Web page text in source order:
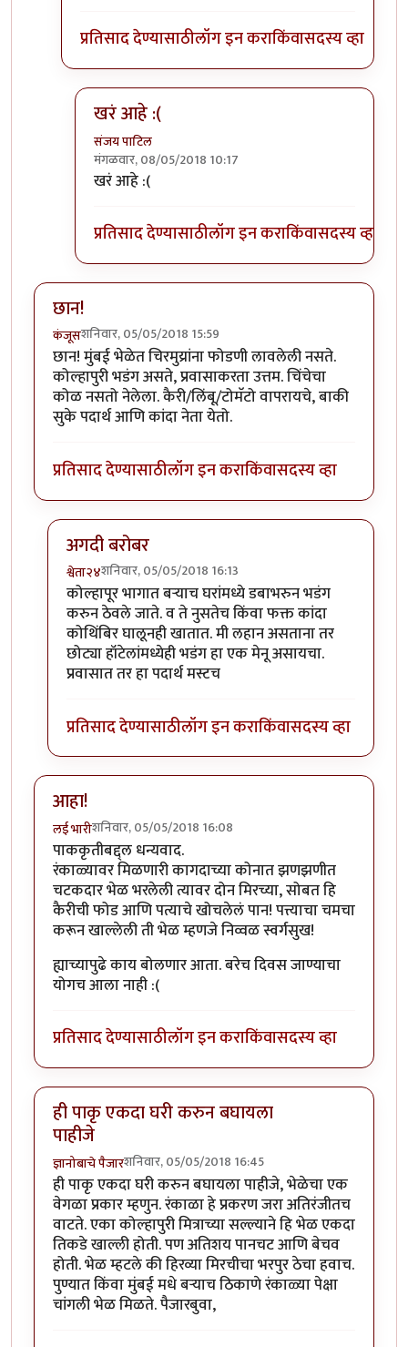
प्रतिसाद देण्यासाठीलॉग इन कराकिंवासदस्य व्हा
खरं आहे :(
संजय पाटिल
मंगळवार, 08/05/2018 10:17
In reply to
खरं आहे :(
प्रतिसाद देण्यासाठीलॉग इन कराकिंवासदस्य व्हा
छान!
कंजूसशनिवार, 05/05/2018 15:59
छान! मुंबई भेळेत चिरमुय्रांना फोडणी लावलेली नसते.
कोल्हापुरी भडंग असते, प्रवासाकरता उत्तम. चिंचेचा
कोळ नसतो नेलेला. कैरी/लिंबू/टोमॅटो वापरायचे, बाकी
सुके पदार्थ आणि कांदा नेता येतो.
प्रतिसाद देण्यासाठीलॉग इन कराकिंवासदस्य व्हा
अगदी बरोबर
श्वेता२४शनिवार, 05/05/2018 16:13
In reply toछान!byकंजूस
कोल्हापूर भागात बऱ्याच घरांमध्ये डबाभरुन भडंग
करुन ठेवले जाते. व ते नुसतेच किंवा फक्त कांदा
कोथिंबिर घालूनही खातात. मी लहान असताना तर
छोट्या हॉटेलांमध्येही भडंग हा एक मेनू असायचा.
प्रवासात तर हा पदार्थ मस्टच
प्रतिसाद देण्यासाठीलॉग इन कराकिंवासदस्य व्हा
आहा!
लई भारीशनिवार, 05/05/2018 16:08
पाककृतीबद्द्ल धन्यवाद.
रंकाळ्यावर मिळणारी कागदाच्या कोनात झणझणीत
चटकदार भेळ भरलेली त्यावर दोन मिरच्या, सोबत हि
कैरीची फोड आणि पत्याचे खोचलेलं पान! पत्त्याचा चमचा
करून खाल्लेली ती भेळ म्हणजे निव्वळ स्वर्गसुख!
ह्याच्यापुढे काय बोलणार आता. बरेच दिवस जाण्याचा
योगच आला नाही :(
प्रतिसाद देण्यासाठीलॉग इन कराकिंवासदस्य व्हा
ही पाकृ एकदा घरी करुन बघायला
पाहीजे
ज्ञानोबाचे पैजारशनिवार, 05/05/2018 16:45
ही पाकृ एकदा घरी करुन बघायला पाहीजे, भेळेचा एक
वेगळा प्रकार म्हणुन. रंकाळा हे प्रकरण जरा अतिरंजीतच
वाटते. एका कोल्हापुरी मित्राच्या सल्ल्याने हि भेळ एकदा
तिकडे खाल्ली होती. पण अतिशय पानचट आणि बेचव
होती. भेळ म्हटले की हिरव्या मिरचीचा भरपुर ठेचा हवाच.
पुण्यात किंवा मुंबई मधे बर्‍याच ठिकाणे रंकाळ्या पेक्षा
चांगली भेळ मिळते. पैजारबुवा,